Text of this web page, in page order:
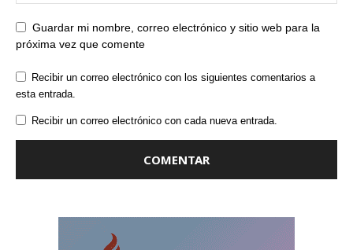
Guardar mi nombre, correo electrónico y sitio web para la
próxima vez que comente
Recibir un correo electrónico con los siguientes comentarios a
esta entrada.
Recibir un correo electrónico con cada nueva entrada.